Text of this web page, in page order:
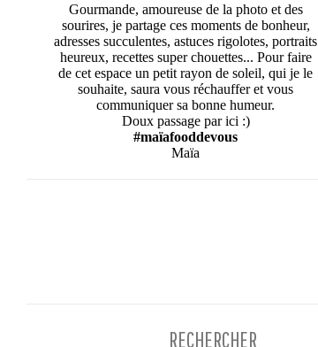
Gourmande, amoureuse de la photo et des
sourires, je partage ces moments de bonheur,
adresses succulentes, astuces rigolotes, portraits
heureux, recettes super chouettes... Pour faire
de cet espace un petit rayon de soleil, qui je le
souhaite, saura vous réchauffer et vous
communiquer sa bonne humeur.
Doux passage par ici :)
#maïafooddevous
Maïa